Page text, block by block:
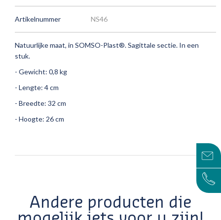
Artikelnummer NS46
Natuurlijke maat, in SOMSO-Plast®.Sagittale sectie. In een
stuk.
- Gewicht: 0,8 kg
- Lengte: 4 cm
- Breedte: 32 cm
- Hoogte: 26 cm
Andere producten die